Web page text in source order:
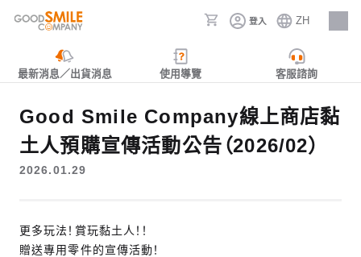
登入 ZH
人才招募
最新消息／出貨消息 使用導覽 客服諮詢
Good Smile Company線上商店黏
土人預購宣傳活動公告（2026/02）
2026.01.29
更多玩法！賞玩黏土人！！
贈送專用零件的宣傳活動！